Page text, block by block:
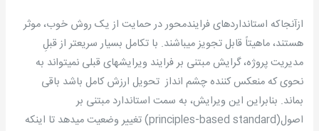
ازآنجاکه استانداردهای فرایندمحور در حمایت از یک روش خوب، موثر
هستند، ماهیتاً قابل تجویز می­باشند. با تکامل بسیار سریعتر از قبلِ
مدیریت پروژه، گرایش مبتنی بر فرایند ویرایشهای قبلی نمی­تواند به
نحوی که منعکس کننده چشم انداز تحویل ارزش کامل باشد باقی
بماند. بنابراین این ویرایش، به سمت استاندارد مبتنی بر
اصول(principles-based standard) تغییر وضعیت می­دهد تا اینکه